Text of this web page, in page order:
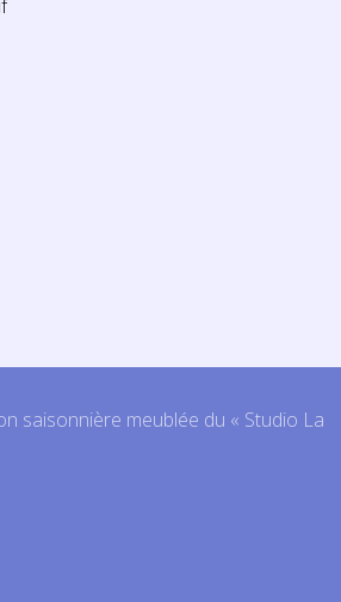
saisonnière meublée du « Studio La